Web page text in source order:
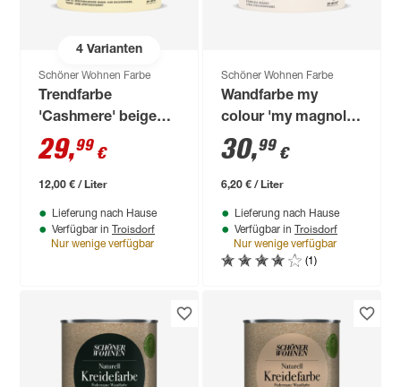
4Varianten
Schöner Wohnen Farbe
Trendfarbe
'Cashmere' beige
matt 2,5 l
29,99 €
12,00 € / Liter
Lieferung nach Hause
Verfügbar in Troisdorf
Nur wenige verfügbar
Schöner Wohnen Farbe
Wandfarbe my
colour 'my magnolia'
hellbeige matt 5 l
30,99 €
6,20 € / Liter
Lieferung nach Hause
Verfügbar in Troisdorf
Nur wenige verfügbar
(1)